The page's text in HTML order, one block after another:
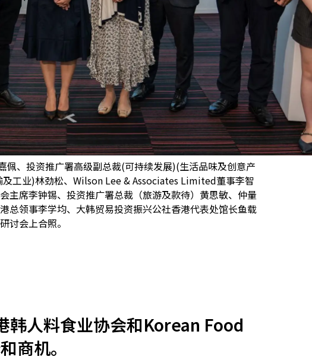
佩、投资推广署高级副总裁(可持续发展)(生活品味及创意产
工业)林劲松、Wilson Lee & Associates Limited董事李智
主席李钟锡、投资推广署总裁（旅游及款待）黄思敏、仲量
总领事李学均、大韩贸易投资振兴公社香港代表处馆长鱼载
讨会上合照。
韩人料食业协会和Korean Food
商机。